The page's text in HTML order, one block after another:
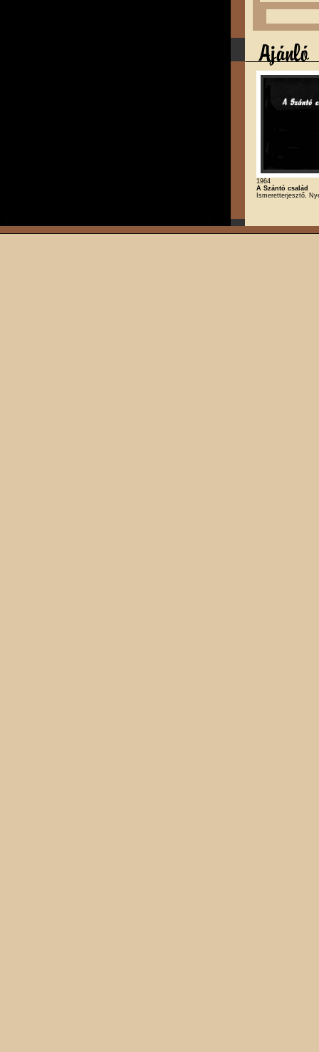
1964
A Szántó család
Ismeretterjesztő,